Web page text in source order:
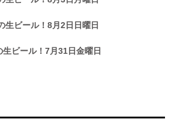
生ビール！8月2日日曜日
生ビール！7月31日金曜日